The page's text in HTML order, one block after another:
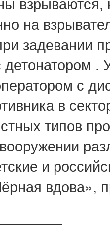
на
задевании
детонатором
с
в
типов
и
вдова»,